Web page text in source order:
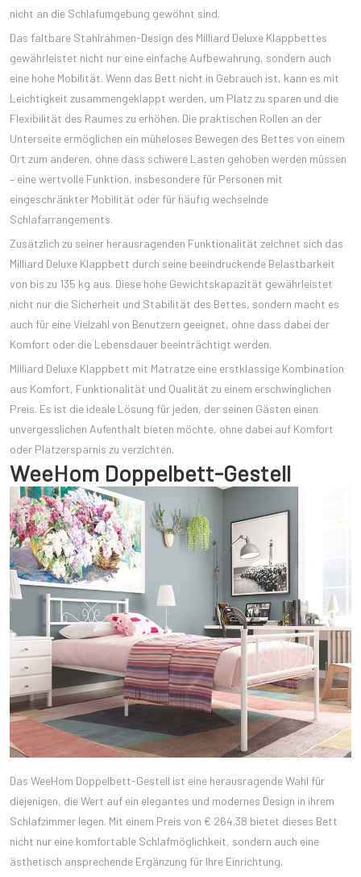
nicht an die Schlafumgebung gewöhnt sind.
Das faltbare Stahlrahmen-Design des Milliard Deluxe Klappbettes
gewährleistet nicht nur eine einfache Aufbewahrung, sondern auch
eine hohe Mobilität. Wenn das Bett nicht in Gebrauch ist, kann es mit
Leichtigkeit zusammengeklappt werden, um Platz zu sparen und die
Flexibilität des Raumes zu erhöhen. Die praktischen Rollen an der
Unterseite ermöglichen ein müheloses Bewegen des Bettes von einem
Ort zum anderen, ohne dass schwere Lasten gehoben werden müssen
– eine wertvolle Funktion, insbesondere für Personen mit
eingeschränkter Mobilität oder für häufig wechselnde
Schlafarrangements.
Zusätzlich zu seiner herausragenden Funktionalität zeichnet sich das
Milliard Deluxe Klappbett durch seine beeindruckende Belastbarkeit
von bis zu 135 kg aus. Diese hohe Gewichtskapazität gewährleistet
nicht nur die Sicherheit und Stabilität des Bettes, sondern macht es
auch für eine Vielzahl von Benutzern geeignet, ohne dass dabei der
Komfort oder die Lebensdauer beeinträchtigt werden.
Milliard Deluxe Klappbett mit Matratze eine erstklassige Kombination
aus Komfort, Funktionalität und Qualität zu einem erschwinglichen
Preis. Es ist die ideale Lösung für jeden, der seinen Gästen einen
unvergesslichen Aufenthalt bieten möchte, ohne dabei auf Komfort
oder Platzersparnis zu verzichten.
WeeHom Doppelbett-Gestell
Das WeeHom Doppelbett-Gestell ist eine herausragende Wahl für
diejenigen, die Wert auf ein elegantes und modernes Design in ihrem
Schlafzimmer legen. Mit einem Preis von € 264.38 bietet dieses Bett
nicht nur eine komfortable Schlafmöglichkeit, sondern auch eine
ästhetisch ansprechende Ergänzung für Ihre Einrichtung.